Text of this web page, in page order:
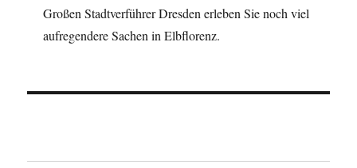
Großen Stadtverführer Dresden erleben Sie noch viel
aufregendere Sachen in Elbflorenz.